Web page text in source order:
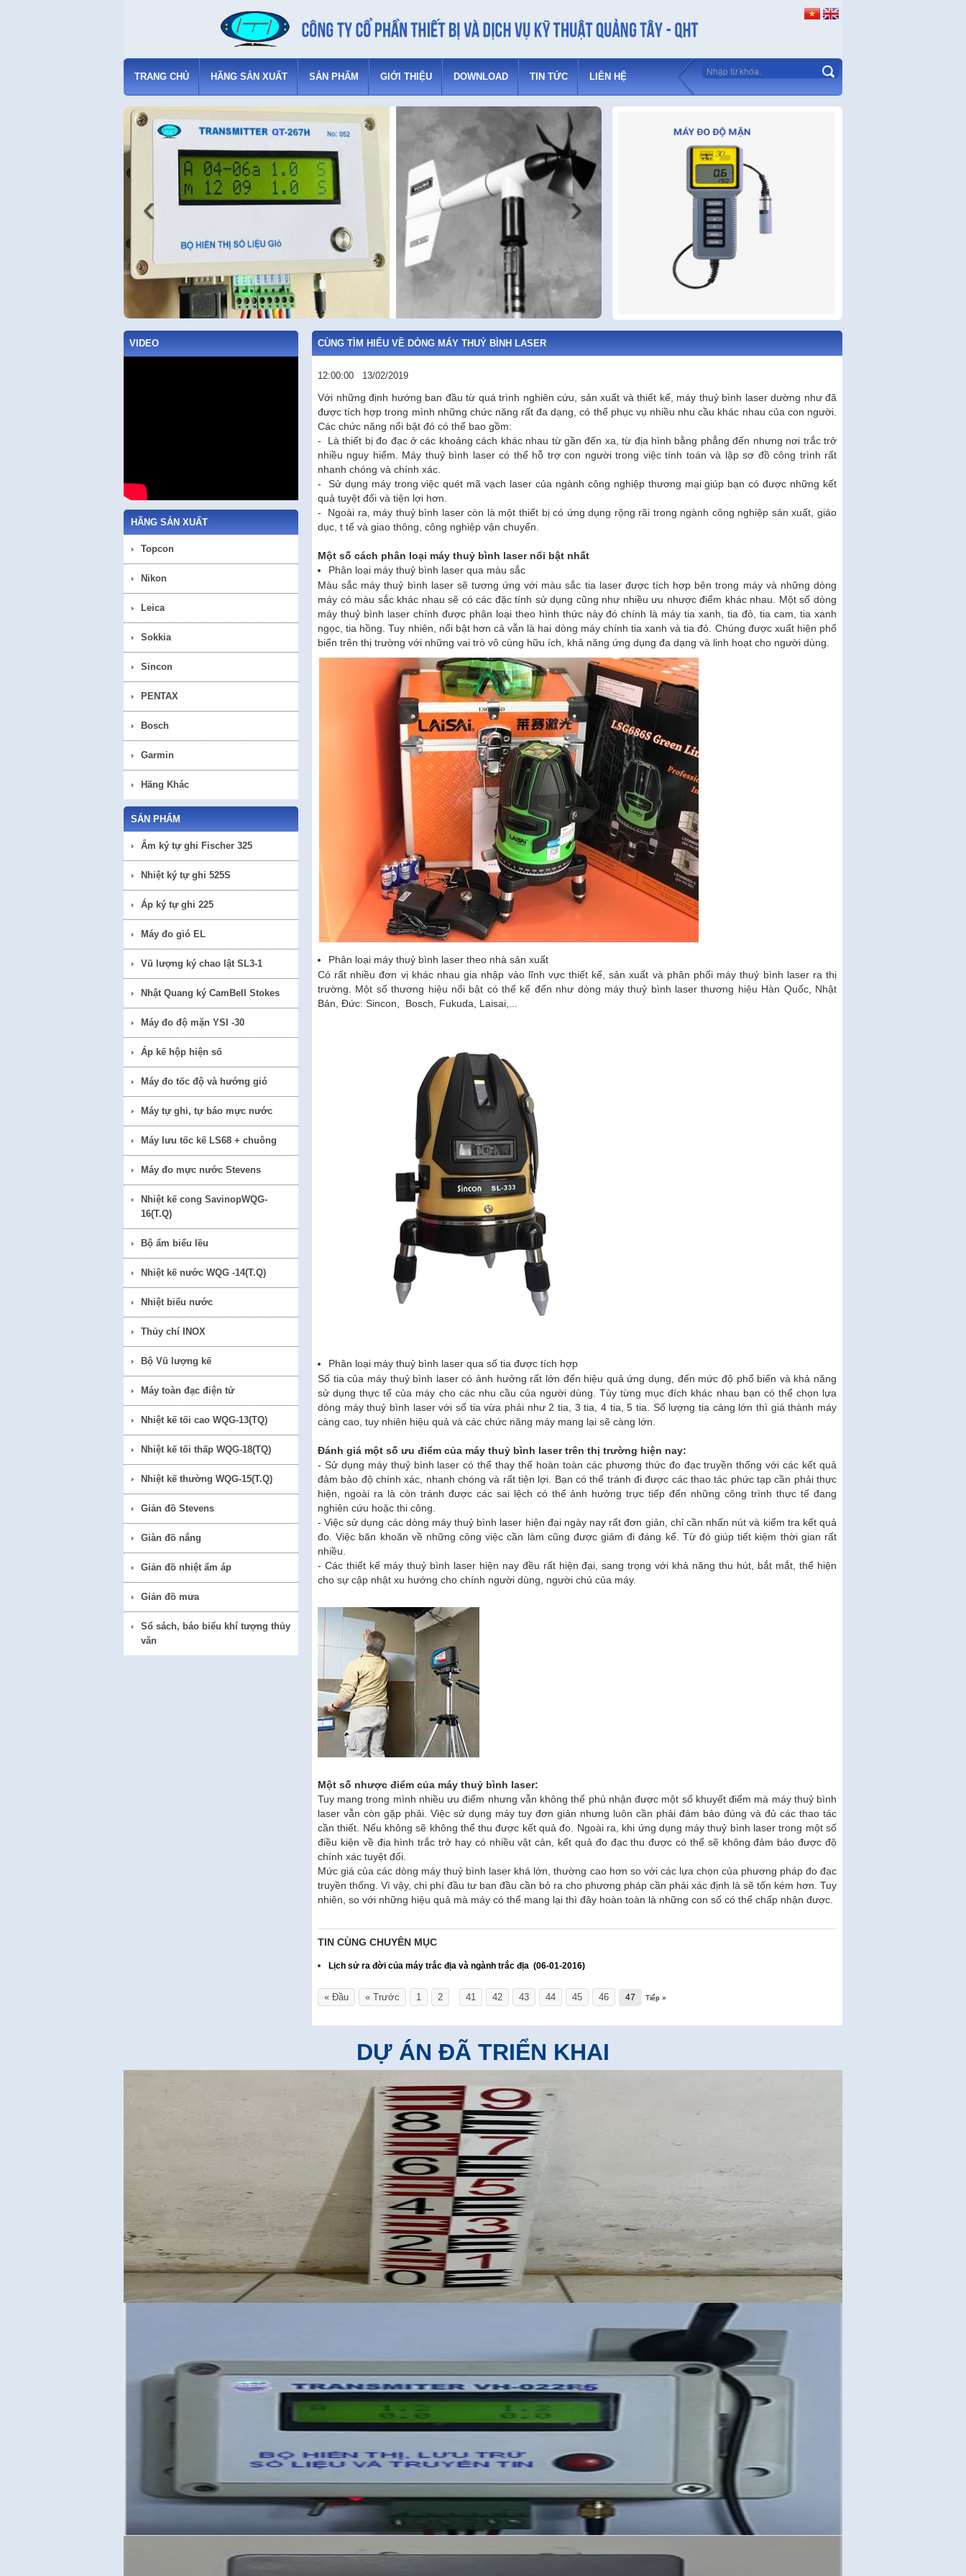
TRANG CHỦ HÃNG SẢN XUẤT SẢN PHẨM GIỚI THIỆU DOWNLOAD TIN TỨC LIÊN HỆ
‹ ›
CÙNG TÌM HIỂU VỀ DÒNG MÁY THUỶ BÌNH LASER
12:00:00 13/02/2019
Với những định hướng ban đầu từ quá trình nghiên cứu, sản xuất và thiết kế, máy thuỷ bình laser dường như đã
được tích hợp trong mình những chức năng rất đa dạng, có thể phục vụ nhiều nhu cầu khác nhau của con người.
Các chức năng nổi bật đó có thể bao gồm:
- Là thiết bị đo đạc ở các khoảng cách khác nhau từ gần đến xa, từ địa hình bằng phẳng đến nhưng nơi trắc trở
nhiều nguy hiểm. Máy thuỷ bình laser có thể hỗ trợ con người trong việc tính toán và lập sơ đồ công trình rất
nhanh chóng và chính xác.
- Sử dụng máy trong việc quét mã vạch laser của ngành công nghiệp thương mại giúp bạn có được những kết
quả tuyệt đối và tiện lợi hơn.
- Ngoài ra, máy thuỷ bình laser còn là một thiết bị có ứng dụng rộng rãi trong ngành công nghiệp sản xuất, giáo
dục, t tế và giao thông, công nghiệp vận chuyển.
Một số cách phân loại máy thuỷ bình laser nổi bật nhất
Phân loại máy thuỷ bình laser qua màu sắc
Màu sắc máy thuỷ bình laser sẽ tương ứng với màu sắc tia laser được tích hợp bên trong máy và những dòng
máy có màu sắc khác nhau sẽ có các đặc tính sử dụng cũng như nhiều ưu nhược điểm khác nhau. Một số dòng
máy thuỷ bình laser chính được phân loại theo hình thức này đó chính là máy tia xanh, tia đỏ, tia cam, tia xanh
ngọc, tia hồng. Tuy nhiên, nổi bật hơn cả vẫn là hai dòng máy chính tia xanh và tia đỏ. Chúng được xuất hiện phổ
biến trên thị trường với những vai trò vô cùng hữu ích, khả năng ứng dụng đa dạng và linh hoạt cho người dùng.
Phân loại máy thuỷ bình laser theo nhà sản xuất
Có rất nhiều đơn vị khác nhau gia nhập vào lĩnh vực thiết kế, sản xuất và phân phối máy thuỷ bình laser ra thị
trường. Một số thương hiệu nổi bật có thể kể đến như dòng máy thuỷ bình laser thương hiệu Hàn Quốc, Nhật
Bản, Đức: Sincon, Bosch, Fukuda, Laisai,...
Phân loại máy thuỷ bình laser qua số tia được tích hợp
Số tia của máy thuỷ bình laser có ảnh hưởng rất lớn đến hiệu quả ứng dụng, đến mức độ phổ biến và khả năng
sử dụng thực tế của máy cho các nhu cầu của người dùng. Tùy từng mục đích khác nhau bạn có thể chọn lựa
dòng máy thuỷ bình laser với số tia vừa phải như 2 tia, 3 tia, 4 tia, 5 tia. Số lượng tia càng lớn thì giá thành máy
càng cao, tuy nhiên hiệu quả và các chức năng máy mang lại sẽ càng lớn.
Đánh giá một số ưu điểm của máy thuỷ bình laser trên thị trường hiện nay:
- Sử dụng máy thuỷ bình laser có thể thay thế hoàn toàn các phương thức đo đạc truyền thống với các kết quả
đảm bảo độ chính xác, nhanh chóng và rất tiện lợi. Bạn có thể tránh đi được các thao tác phức tạp cần phải thực
hiện, ngoài ra là còn tránh được các sai lệch có thể ảnh hưởng trực tiếp đến những công trình thực tế đang
nghiên cứu hoặc thi công.
- Việc sử dụng các dòng máy thuỷ bình laser hiện đại ngày nay rất đơn giản, chỉ cần nhấn nút và kiểm tra kết quả
đo. Việc băn khoăn về những công việc cần làm cũng được giảm đi đáng kể. Từ đó giúp tiết kiệm thời gian rất
nhiều.
- Các thiết kế máy thuỷ bình laser hiện nay đều rất hiện đại, sang trọng với khả năng thu hút, bắt mắt, thể hiện
cho sự cập nhật xu hướng cho chính người dùng, người chủ của máy.
Một số nhược điểm của máy thuỷ bình laser:
Tuy mang trong mình nhiều ưu điểm nhưng vẫn không thể phủ nhận được một số khuyết điểm mà máy thuỷ bình
laser vẫn còn gặp phải. Việc sử dụng máy tuy đơn giản nhưng luôn cần phải đảm bảo đúng và đủ các thao tác
cần thiết. Nếu không sẽ không thể thu được kết quả đo. Ngoài ra, khi ứng dụng máy thuỷ bình laser trong một số
điều kiện về địa hình trắc trở hay có nhiều vật cản, kết quả đo đạc thu được có thể sẽ không đảm bảo được độ
chính xác tuyệt đối.
Mức giá của các dòng máy thuỷ bình laser khá lớn, thường cao hơn so với các lựa chọn của phương pháp đo đạc
truyền thống. Vì vậy, chi phí đầu tư ban đầu cần bỏ ra cho phương pháp cần phải xác định là sẽ tốn kém hơn. Tuy
nhiên, so với những hiệu quả mà máy có thể mang lại thì đây hoàn toàn là những con số có thể chấp nhận được.
TIN CÙNG CHUYÊN MỤC
Lịch sử ra đời của máy trắc địa và ngành trắc địa (06-01-2016)
« Đầu « Trước 1 2 41 42 43 44 45 46 47 Tiếp »
VIDEO
HÃNG SẢN XUẤT
Topcon
Nikon
Leica
Sokkia
Sincon
PENTAX
Bosch
Garmin
Hãng Khác
SẢN PHẨM
Ẩm ký tự ghi Fischer 325
Nhiệt ký tự ghi 525S
Áp ký tự ghi 225
Máy đo gió EL
Vũ lượng ký chao lật SL3-1
Nhật Quang ký CamBell Stokes
Máy đo độ mặn YSI -30
Áp kế hộp hiện số
Máy đo tốc độ và hướng gió
Máy tự ghi, tự báo mực nước
Máy lưu tốc kế LS68 + chuông
Máy đo mực nước Stevens
Nhiệt kế cong SavinopWQG-
16(T.Q)
Bộ ẩm biểu lều
Nhiệt kế nước WQG -14(T.Q)
Nhiệt biểu nước
Thủy chí INOX
Bộ Vũ lượng kế
Máy toàn đạc điện tử
Nhiệt kế tối cao WQG-13(TQ)
Nhiệt kế tối thấp WQG-18(TQ)
Nhiệt kế thường WQG-15(T.Q)
Giản đồ Stevens
Giàn đồ nắng
Giản đồ nhiệt ẩm áp
Giản đồ mưa
Sổ sách, báo biểu khí tượng thủy
văn
DỰ ÁN ĐÃ TRIỂN KHAI